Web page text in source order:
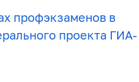
профэкзаменов в
проекта ГИА-